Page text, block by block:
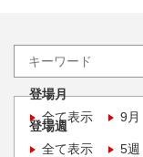
登場月
全て表示
9月
登場週
全て表示
5週